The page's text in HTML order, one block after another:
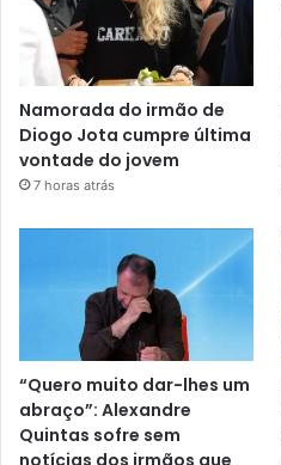
Namorada do irmão de
Diogo Jota cumpre última
vontade do jovem
7 horas atrás
“Quero muito dar-lhes um
abraço”: Alexandre
Quintas sofre sem
notícias dos irmãos que